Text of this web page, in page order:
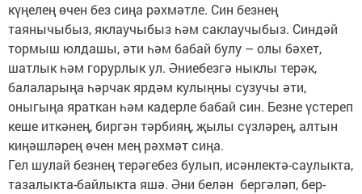
күңелең өчен без сиңа рәхмәтле. Син безнең
таянычыбыз, яклаучыбыз һәм саклаучыбыз. Синдәй
тормыш юлдашы, әти һәм бабай булу – олы бәхет,
шатлык һәм горурлык ул. Әниебезгә ныклы терәк,
балаларыңа һәрчак ярдәм кулыңны сузучы әти,
оныгыңа яраткан һәм кадерле бабай син. Безне үстереп
кеше иткәнең, биргән тәрбияң, җылы сүзләрең, алтын
киңәшләрең өчен мең рәхмәт сиңа.
Гел шулай безнең терәгебез булып, исәнлектә-саулыкта,
тазалыкта-байлыкта яшә. Әни белән бергәләп, бер-